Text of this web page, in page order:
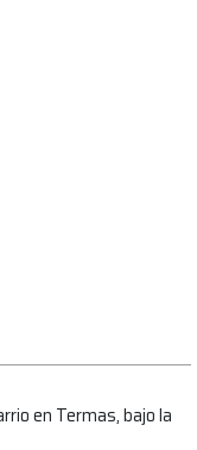
en Termas, bajo la